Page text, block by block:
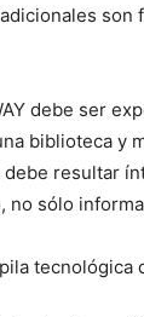
son
debe ser
biblioteca y
resultar
no sólo
tecnológica